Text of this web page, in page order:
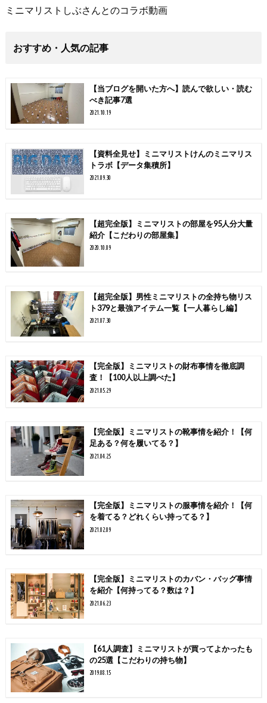
ミニマリストしぶさんとのコラボ動画
おすすめ・人気の記事
【当ブログを開いた方へ】読んで欲しい・読む
べき記事7選
2021.10.19
【資料全見せ】ミニマリストけんのミニマリス
トラボ【データ集積所】
2021.09.30
【超完全版】ミニマリストの部屋を95人分大量
紹介【こだわりの部屋集】
2020.10.09
【超完全版】男性ミニマリストの全持ち物リス
ト379と最強アイテム一覧【一人暮らし編】
2021.07.30
【完全版】ミニマリストの財布事情を徹底調
査！【100人以上調べた】
2021.05.29
【完全版】ミニマリストの靴事情を紹介！【何
足ある？何を履いてる？】
2021.04.25
【完全版】ミニマリストの服事情を紹介！【何
を着てる？どれくらい持ってる？】
2021.02.09
【完全版】ミニマリストのカバン・バッグ事情
を紹介【何持ってる？数は？】
2021.06.23
【61人調査】ミニマリストが買ってよかったも
の25選【こだわりの持ち物】
2019.08.15